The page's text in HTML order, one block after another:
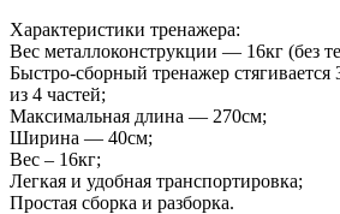
Характеристики тренажера:
Вес металлоконструкции — 16кг (без
Быстро-сборный тренажер стягивается
из 4 частей;
Максимальная длина — 270см;
Ширина — 40см;
Вес – 16кг;
Легкая и удобная транспортировка;
Простая сборка и разборка.